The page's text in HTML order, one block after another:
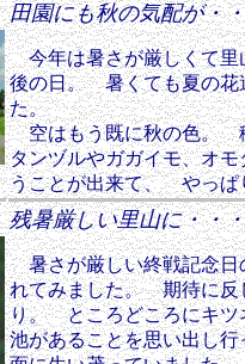
田園にも秋の気配が・
今年は暑さが厳しくて里
後の日。 暑くても夏の花
た。
空はもう既に秋の色。
タンヅルやガガイモ、オ
うことが出来て、 やっ
残暑厳しい里山に・・・
暑さが厳しい終戦記念日
れてみました。 期待に反
り。 ところどころにキツ
池があることを思い出し